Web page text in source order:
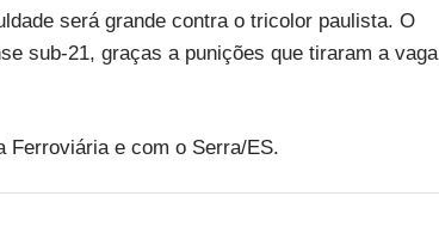
será grande contra o tricolor paulista. O
sub-21, graças a punições que tiraram a vaga
Ferroviária e com o Serra/ES.